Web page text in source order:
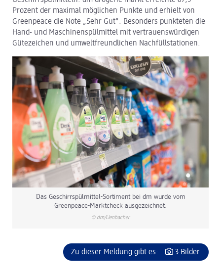
Arbeiten bei dm
dm Logistik
dm Online Shop
PAYBACK
Über dm
Pressekontakt
ACTIVE BEAUTY
Prozent der maximal möglichen Punkte und erhielt von
Greenpeace die Note „Sehr Gut". Besonders punkteten die
Hand- und Maschinenspülmittel mit vertrauenswürdigen
Gütezeichen und umweltfreundlichen Nachfüllstationen.
Das Geschirrspülmittel-Sortiment bei dm wurde vom
Greenpeace-Marktcheck ausgezeichnet.
© dm/Lienbacher
Zu dieser Meldung gibt es: 3 Bilder